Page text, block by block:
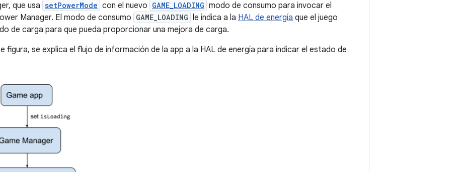
que usa setPowerMode con el nuevo GAME_LOADING modo de consumo para invocar el
Manager. El modo de consumo GAME_LOADING le indica a la HAL de energía que el juego
de carga para que pueda proporcionar una mejora de carga.
figura, se explica el flujo de información de la app a la HAL de energía para indicar el estado de